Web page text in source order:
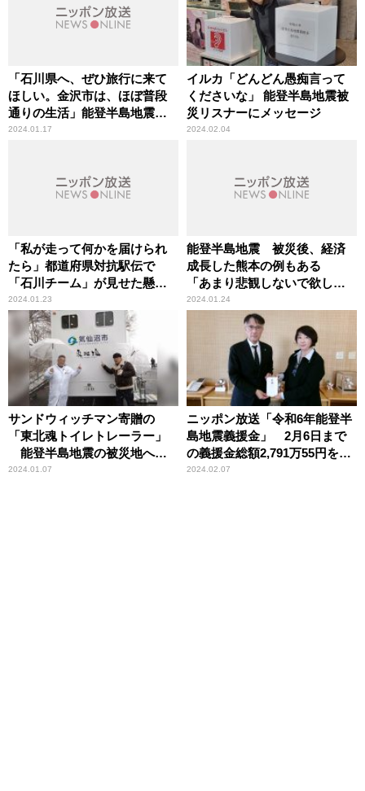
「石川県へ、ぜひ旅行に来て
ほしい。金沢市は、ほぼ普段
通りの生活」能登半島地震取
材の地元局アナが呼びかけ
2024.01.17
イルカ「どんどん愚痴言って
くださいな」 能登半島地震被
災リスナーにメッセージ
2024.02.04
「私が走って何かを届けられ
たら」都道府県対抗駅伝で
「石川チーム」が見せた懸命
の走りと世代を超えたつなが
り
2024.01.23
能登半島地震 被災後、経済
成長した熊本の例もある
「あまり悲観しないで欲し
い」と熊本地震で被災したテ
レビ東京・解説委員がエール
2024.01.24
サンドウィッチマン寄贈の
「東北魂トイレトレーラー」
能登半島地震の被災地へと
「今、向かってるんです」
2024.01.07
ニッポン放送「令和6年能登半
島地震義援金」 2月6日まで
の義援金総額2,791万55円を石
川県へ
2024.02.07